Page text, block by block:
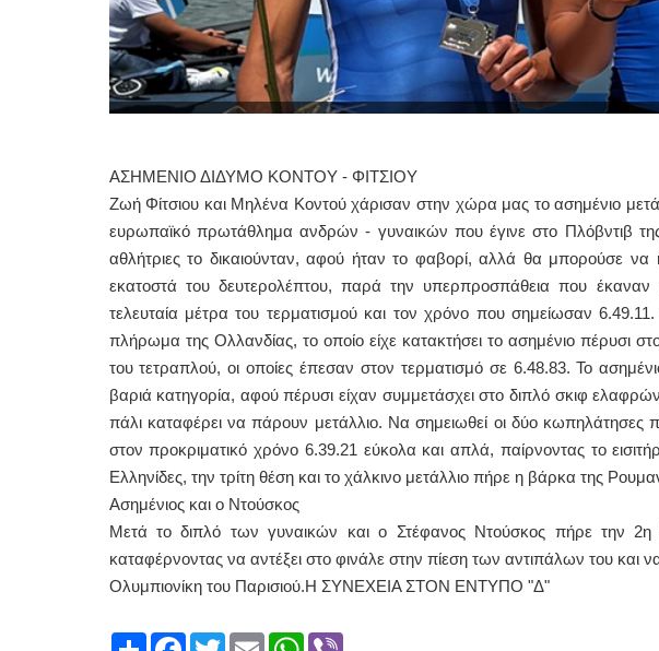
ΑΣΗΜΕΝΙΟ ΔΙΔΥΜΟ ΚΟΝΤΟΥ - ΦΙΤΣΙΟΥ
Ζωή Φίτσιου και Μηλένα Κοντού χάρισαν στην χώρα μας το ασημένιο
ευρωπαϊκό πρωτάθλημα ανδρών - γυναικών που έγινε στο Πλόβντιβ
αθλήτριες το δικαιούνταν, αφού ήταν το φαβορί, αλλά θα μπορούσε να
εκατοστά του δευτερολέπτου, παρά την υπερπροσπάθεια που έκαναν
τελευταία μέτρα του τερματισμού και τον χρόνο που σημείωσαν
πλήρωμα της Ολλανδίας, το οποίο είχε κατακτήσει το ασημένιο πέρυσι
του τετραπλού, οι οποίες έπεσαν στον τερματισμό σε 6.48.83. Το
βαριά κατηγορία, αφού πέρυσι είχαν συμμετάσχει στο διπλό σκιφ
πάλι καταφέρει να πάρουν μετάλλιο. Να σημειωθεί οι δύο κωπηλάτησες
στον προκριματικό χρόνο 6.39.21 εύκολα και απλά, παίρνοντας το
Ελληνίδες, την τρίτη θέση και το χάλκινο μετάλλιο πήρε η βάρκα της
Ασημένιος και ο Ντούσκος
Μετά το διπλό των γυναικών και ο Στέφανος Ντούσκος πήρε την
καταφέρνοντας να αντέξει στο φινάλε στην πίεση των αντιπάλων του και
Ολυμπιονίκη του Παρισιού.Η ΣΥΝΕΧΕΙΑ ΣΤΟΝ ΕΝΤΥΠΟ "Δ"
ShareFacebook
TwitterEmailWhatsApp
Viber